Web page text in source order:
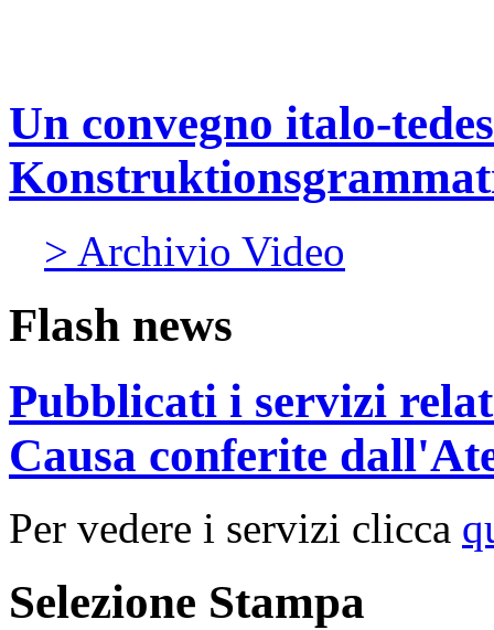
Un convegno italo-
> Archivio Video
Flash news
Pubblicati i servizi
Causa conferite
Per vedere i servizi clicca
Selezione Stampa